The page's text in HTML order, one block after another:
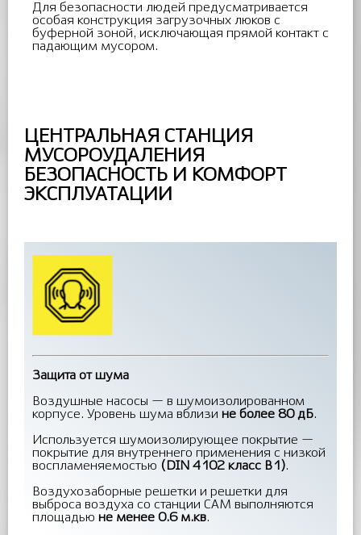
Для безопасности людей предусматривается
особая конструкция загрузочных люков с
буферной зоной, исключающая прямой контакт с
падающим мусором.
ЦЕНТРАЛЬНАЯ СТАНЦИЯ
МУСОРОУДАЛЕНИЯ
БЕЗОПАСНОСТЬ И КОМФОРТ
ЭКСПЛУАТАЦИИ
Защита от шума
Воздушные насосы — в шумоизолированном
корпусе. Уровень шума вблизи не более 80 дБ.
Используется шумоизолирующее покрытие —
покрытие для внутреннего применения с низкой
воспламеняемостью (DIN 4102 класс В1).
Воздухозаборные решетки и решетки для
выброса воздуха со станции САМ выполняются
площадью не менее 0.6 м.кв.